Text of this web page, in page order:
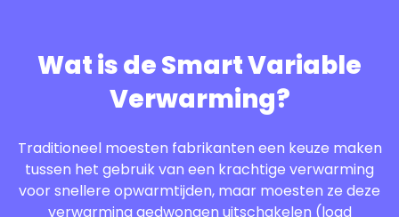
Wat is de Smart Variable
Verwarming?
Traditioneel moesten fabrikanten een keuze maken
tussen het gebruik van een krachtige verwarming
voor snellere opwarmtijden, maar moesten ze deze
verwarming gedwongen uitschakelen (load